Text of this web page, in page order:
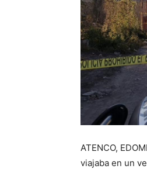
ATENCO,
viajaba en un